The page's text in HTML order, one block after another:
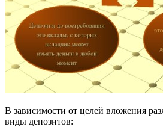
В зависимости от целей вложения
виды депозитов: